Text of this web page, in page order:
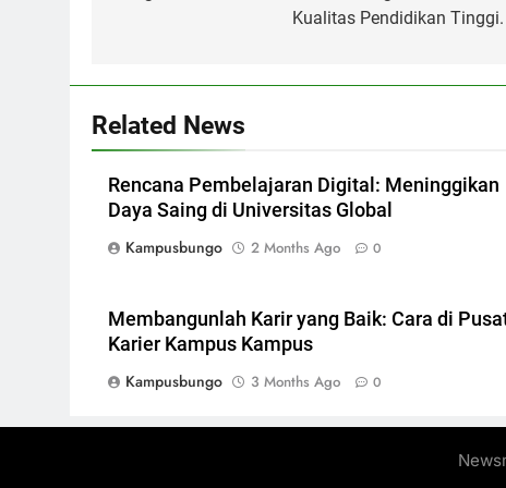
Kualitas Pendidikan Tinggi.
Related News
Rencana Pembelajaran Digital: Meninggikan
Daya Saing di Universitas Global
Kampusbungo
2 Months Ago 0
Membangunlah Karir yang Baik: Cara di
Karier Kampus Kampus
Kampusbungo
3 Months Ago 0